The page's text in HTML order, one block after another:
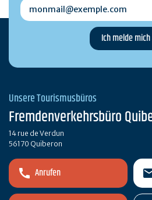
monmail@exemple.com
Unsere Tourismusbüros
Fremdenverkehrsbüro
14 rue de Verdun
56170 Quiberon
Anrufen